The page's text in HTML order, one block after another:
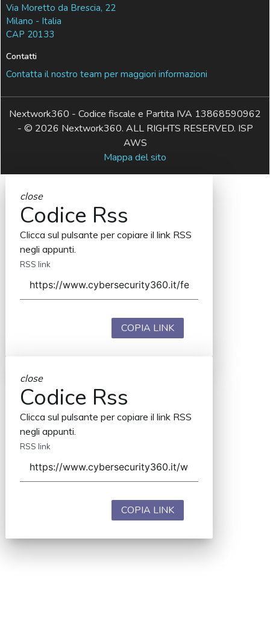
Via Moretto da Brescia, 22
Milano - Italia
CAP 20133
Contatti
Contatta il nostro team per maggiori informazioni
Nextwork360 - Codice fiscale e Partita IVA 13868590962
- © 2026 Nextwork360. ALL RIGHTS RESERVED. ISP
AWS
Mappa del sito
close
Codice Rss
Clicca sul pulsante per copiare il link RSS
negli appunti.
RSS link
COPIA LINK
close
Codice Rss
Clicca sul pulsante per copiare il link RSS
negli appunti.
RSS link
COPIA LINK